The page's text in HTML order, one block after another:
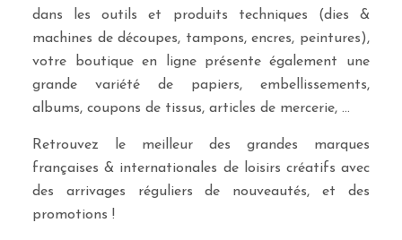
dans les outils et produits techniques (dies &
machines de découpes, tampons, encres, peintures),
votre boutique en ligne présente également une
grande variété de papiers, embellissements,
albums, coupons de tissus, articles de mercerie, …
Retrouvez le meilleur des grandes marques
françaises & internationales de loisirs créatifs avec
des arrivages réguliers de nouveautés, et des
promotions !